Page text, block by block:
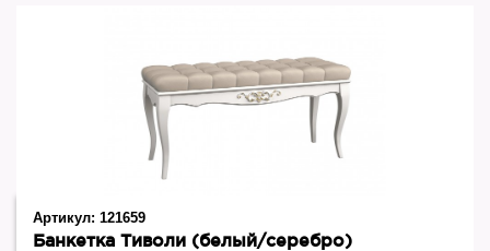
Артикул: 121659
Банкетка Тиволи (белый/серебро)